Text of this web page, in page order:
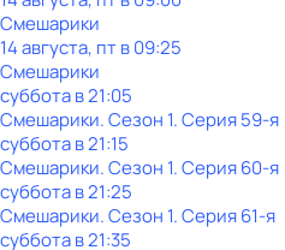
Смешарики
14 августа, пт в 09:25
Смешарики
субботав21:05
Смешарики. Сезон 1. Серия 59-я
субботав21:15
Смешарики. Сезон 1. Серия 60-я
субботав21:25
Смешарики. Сезон 1. Серия 61-я
субботав21:35